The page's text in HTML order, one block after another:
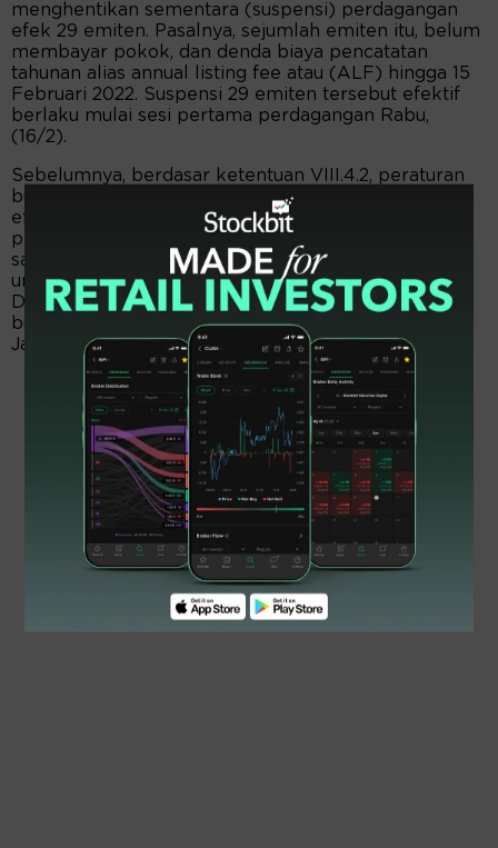
menghentikan sementara (suspensi) perdagangan
efek 29 emiten. Pasalnya, sejumlah emiten itu, belum
membayar pokok, dan denda biaya pencatatan
tahunan alias annual listing fee atau (ALF) hingga 15
Februari 2022. Suspensi 29 emiten tersebut efektif
berlaku mulai sesi pertama perdagangan Rabu,
(16/2).
Sebelumnya, berdasar ketentuan VIII.4.2, peraturan
bursa Nomor I-A tentang pencatatan saham, dan
efek bersifat ekuitas selain saham diterbitkan
perusahaan tercatat mengatur biaya pencatatan
saham tahunan wajib dibayar dimuka perusahaan
untuk masa 12 bulan terhitung sejak Januari-
Desember, dan diterima bursa pada rekening bank
bursa paling lambat pada hari bursa terakhir pada
Januari.